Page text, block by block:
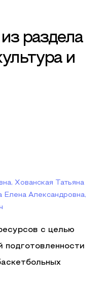
раздела
и
Хованская Татьяна
Александровна,
с целью
подготовленности